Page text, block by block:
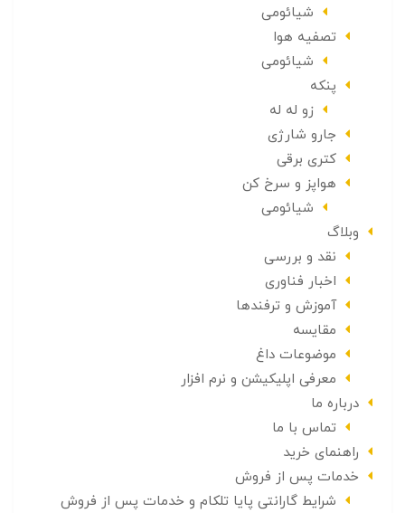
شیائومی
تصفیه هوا
شیائومی
پنکه
زو له له
جارو شارژی
کتری برقی
هواپز و سرخ کن
شیائومی
وبلاگ
نقد و بررسی
اخبار فناوری
آموزش و ترفندها
مقایسه
موضوعات داغ
معرفی اپلیکیشن و نرم افزار
درباره ما
تماس با ما
راهنمای خرید
خدمات پس از فروش
شرایط گارانتی پایا تلکام و خدمات پس از فروش